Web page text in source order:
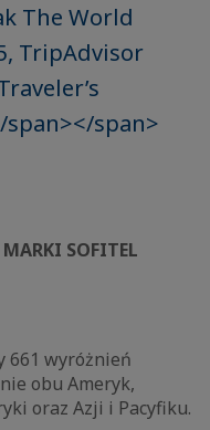
The World
TripAdvisor
span></span>
SOFITEL
661 wyróżnień
obu Ameryk,
oraz Azji i Pacyfiku.